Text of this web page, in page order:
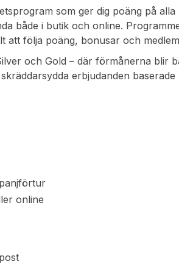
som ger dig poäng på alla
både i butik och online.
följa poäng, bonusar och
och Gold – där förmånerna blir
erbjudanden baserade
online